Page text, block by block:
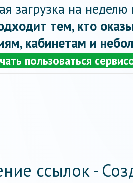
загрузка на неделю
тем, кто
кабинетам и
пользоваться
ссылок -